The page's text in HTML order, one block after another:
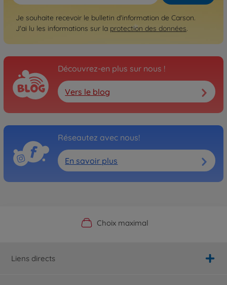
Je souhaite recevoir le bulletin d'information de Carson.
J'ai lu les informations sur la protection des données.
Découvrez-en plus sur nous !
Vers le blog
Réseautez avec nous!
En savoir plus
Boutique officielle du fabricant
Choix maximal
Service personnalisé
Livraison rapide
Liens directs